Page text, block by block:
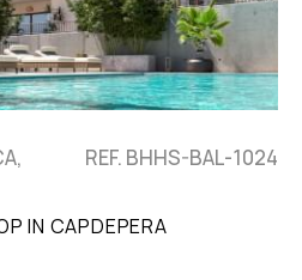
REF. BHHS-BAL-1024
IN CAPDEPERA